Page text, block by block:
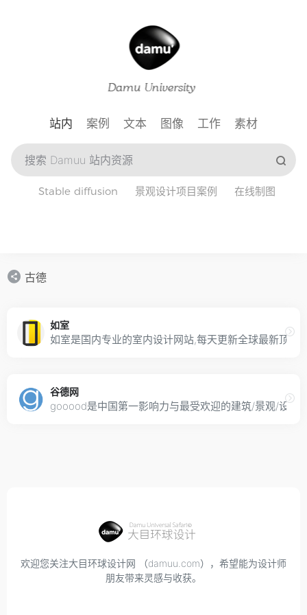
站内 案例 文本 图像 工作 素材
Stable diffusion 景观设计项目案例 在线制图
古德
如室
如室是国内专业的室内设计网站,每天更新全球最新顶
谷德网
gooood是中国第一影响力与最受欢迎的建筑/景观/设计
欢迎您关注大目环球设计网 （damuu.com），希望能为设计师
朋友带来灵感与收获。